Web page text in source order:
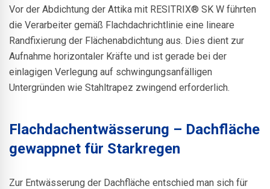
Vor der Abdichtung der Attika mit RESITRIX® SK W führten
die Verarbeiter gemäß Flachdachrichtlinie eine lineare
Randfixierung der Flächenabdichtung aus. Dies dient zur
Aufnahme horizontaler Kräfte und ist gerade bei der
einlagigen Verlegung auf schwingungsanfälligen
Untergründen wie Stahltrapez zwingend erforderlich.
Flachdachentwässerung – Dachfläche
gewappnet für Starkregen
Zur Entwässerung der Dachfläche entschied man sich für